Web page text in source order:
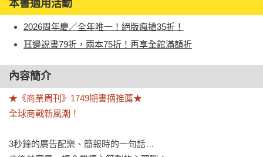
本書適用活動
2026周年慶／全年唯一！絕版瘋搶35折！
耳邊說書79折，兩本75折！再享全館滿額折
內容簡介
★《商業周刊》1749期書摘推薦★
全球商戰新風潮！
3秒鐘的廣告配樂、簡報時的一句話…